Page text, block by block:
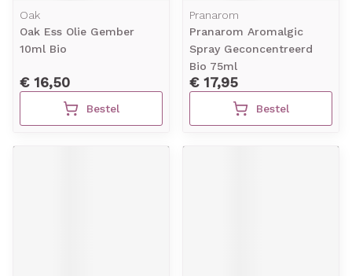
Oak
Oak Ess Olie Gember
10ml Bio
€ 16,50
Bestel
Pranarom
Pranarom Aromalgic
Spray Geconcentreerd
Bio 75ml
€ 17,95
Bestel